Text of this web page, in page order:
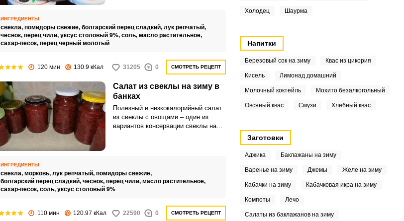
ИНГРЕДИЕНТЫ
свекла, помидоры свежие, болгарский перец сладкий, лук репчатый,
чеснок, перец чили, уксус столовый 9%, соль, масло растительное,
сахар-песок, перец черный молотый
120 мин 130.9 кКал 31205 0 СМОТРЕТЬ РЕЦЕПТ
Салат из свеклы на зиму в
банках
Полезный и низкокалорийный салат
из свеклы с овощами – один из
вариантов консервации свеклы на
ИНГРЕДИЕНТЫ
свекла, морковь, лук репчатый, помидоры свежие,
болгарский перец сладкий, чеснок, перец чили, масло растительное,
сахар-песок, соль, уксус столовый 9%
110 мин 120.97 кКал 22590 0 СМОТРЕТЬ РЕЦЕПТ
Холодец Шаурма
Напитки
Березовый сок на зиму Квас из цикория
Кисель Лимонад домашний
Молочный коктейль Мохито безалкогольный
Овсяный квас Смузи Хлебный квас
Заготовки
Аджика Баклажаны на зиму
Варенье на зиму Джемы Желе на зиму
Кабачки на зиму Кабачковая икра на зиму
Компоты Лечо
Салаты из баклажанов на зиму